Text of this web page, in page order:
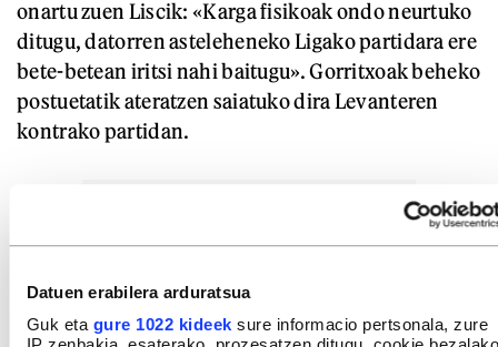
Datuen erabilera arduratsua
Guk eta gure 1022 kideek sure informacio pertsonala, zure
onartu zuen Liscik: «Karga fisikoak ondo neurtuko
ditugu, datorren asteleheneko Ligako partidara ere
bete-betean iritsi nahi baitugu». Gorritxoak beheko
postuetatik ateratzen saiatuko dira Levanteren
kontrako partidan.